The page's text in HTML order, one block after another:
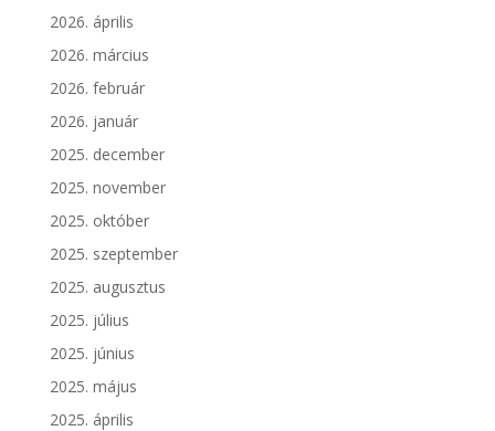
2026. április
2026. március
2026. február
2026. január
2025. december
2025. november
2025. október
2025. szeptember
2025. augusztus
2025. július
2025. június
2025. május
2025. április